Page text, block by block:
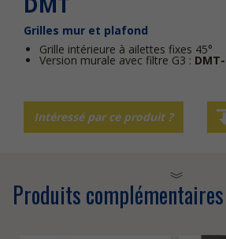
Grilles mur et plafond
Grille intérieure à ailettes fixes 45°
Version murale avec filtre G3 : DMT-
Intéressé par ce produit ?
Produits